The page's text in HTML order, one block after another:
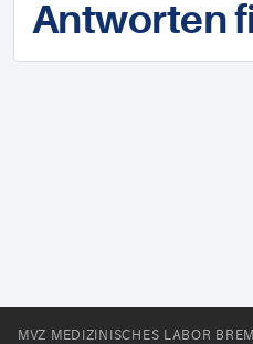
Antworten
MVZ MEDIZINISCHES LABOR